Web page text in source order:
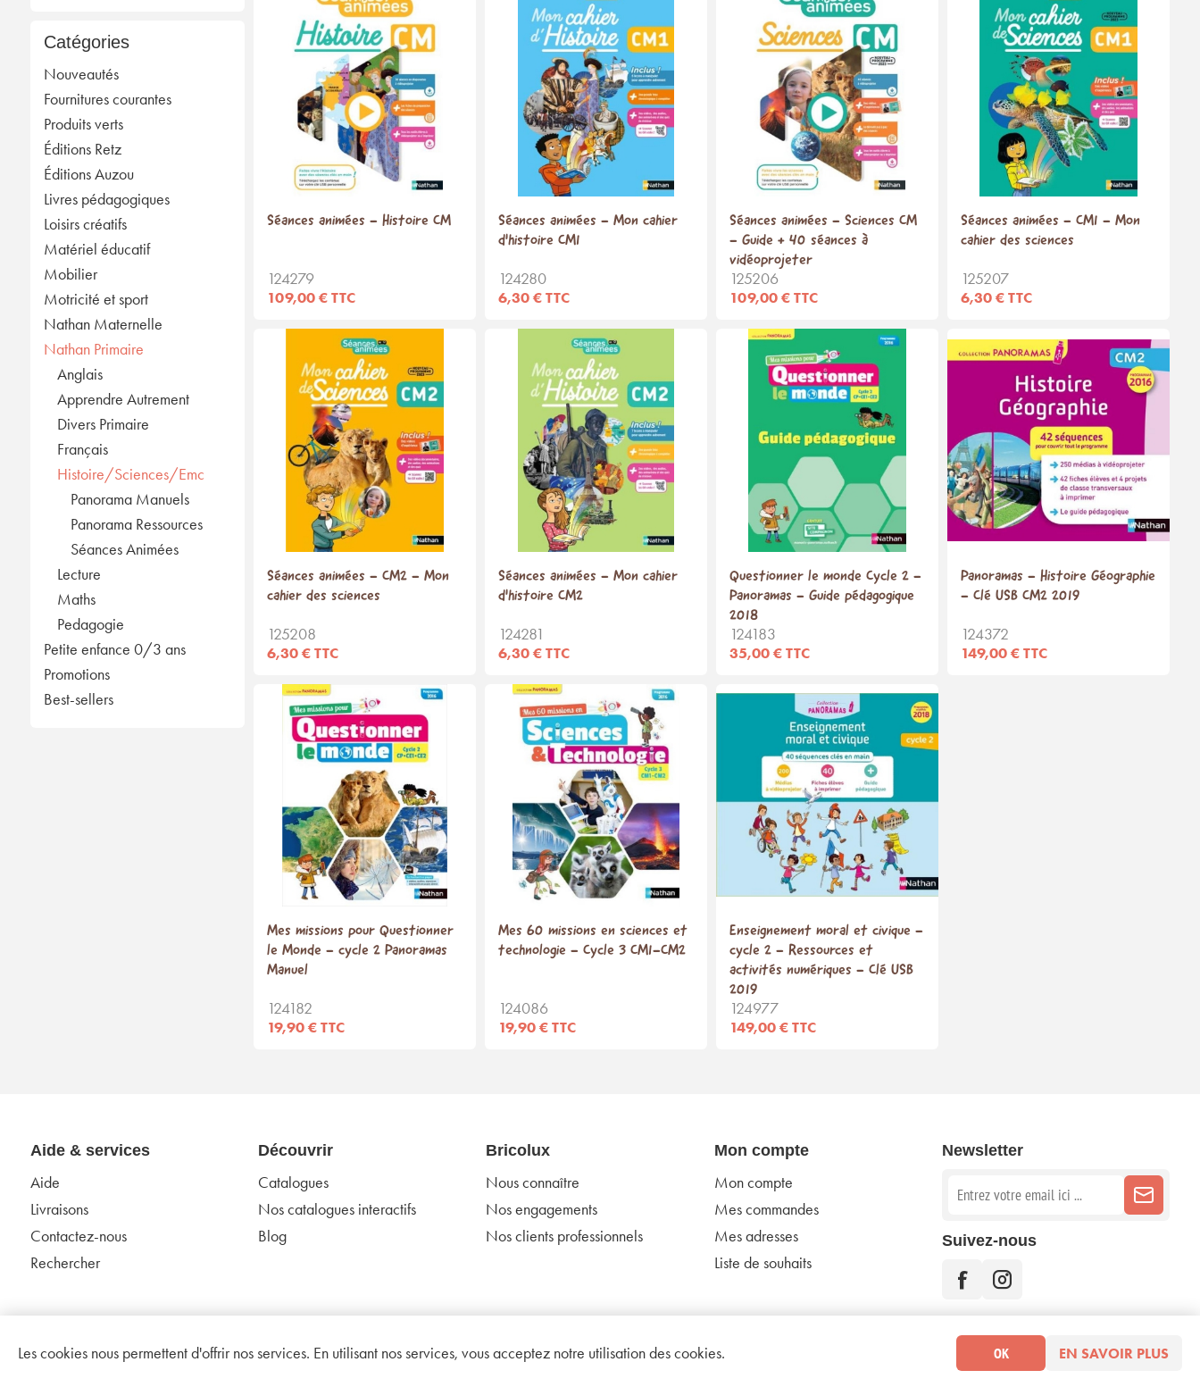
Catégories
Nouveautés
Fournitures courantes
Produits verts
Éditions Retz
Éditions Auzou
Livres pédagogiques
Loisirs créatifs
Matériel éducatif
Mobilier
Motricité et sport
Nathan Maternelle
Nathan Primaire
Anglais
Apprendre Autrement
Divers Primaire
Français
Histoire/Sciences/Emc
Panorama Manuels
Panorama Ressources
Séances Animées
Lecture
Maths
Pedagogie
Petite enfance 0/3 ans
Promotions
Best-sellers
Séances animées - Histoire CM
124279
109,00 € TTC
Séances animées - Mon cahier
d'histoire CM1
124280
6,30 € TTC
Séances animées - Sciences CM
- Guide + 40 séances à
vidéoprojeter
125206
109,00 € TTC
Séances animées - CM1 - Mon
cahier des sciences
125207
6,30 € TTC
Séances animées - CM2 - Mon
cahier des sciences
125208
6,30 € TTC
Séances animées - Mon cahier
d'histoire CM2
124281
6,30 € TTC
Questionner le monde Cycle 2 -
Panoramas - Guide pédagogique
2018
124183
35,00 € TTC
Panoramas - Histoire Géographie
- Clé USB CM2 2019
124372
149,00 € TTC
Mes missions pour Questionner
le Monde - cycle 2 Panoramas
Manuel
124182
19,90 € TTC
Mes 60 missions en sciences et
technologie - Cycle 3 CM1-CM2
124086
19,90 € TTC
Enseignement moral et civique -
cycle 2 - Ressources et
activités numériques - Clé USB
2019
124977
149,00 € TTC
Aide & services
Aide
Livraisons
Contactez-nous
Rechercher
Découvrir
Catalogues
Nos catalogues interactifs
Blog
Bricolux
Nous connaître
Nos engagements
Nos clients professionnels
Mon compte
Mon compte
Mes commandes
Mes adresses
Liste de souhaits
Newsletter
Suivez-nous
Copyright © 2026 Bricolux. Tous droits réservés. Mentions légales Conditions d'utilisation
Les cookies nous permettent d'offrir nos services. En utilisant nos services, vous acceptez notre utilisation des cookies. OK EN SAVOIR PLUS